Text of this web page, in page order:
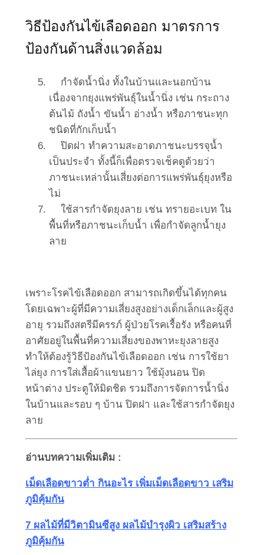
วิธีป้องกันไข้เลือดออก มาตรการ
ป้องกันด้านสิ่งแวดล้อม
กำจัดน้ำนิ่ง ทั้งในบ้านและนอกบ้าน
เนื่องจากยุงแพร่พันธุ์ในน้ำนิ่ง เช่น กระถาง
ต้นไม้ ถังน้ำ ขันน้ำ อ่างน้ำ หรือภาชนะทุก
ชนิดที่กักเก็บน้ำ
ปิดฝา ทำความสะอาดภาชนะบรรจุน้ำ
เป็นประจำ ทั้งนี้ก็เพื่อตรวจเช็คดูด้วยว่า
ภาชนะเหล่านั้นเสี่ยงต่อการแพร่พันธุ์ยุงหรือ
ไม่
ใช้สารกำจัดยุงลาย เช่น ทรายอะเบท ใน
พื้นที่หรือภาชนะเก็บน้ำ เพื่อกำจัดลูกน้ำยุง
ลาย
เพราะโรคไข้เลือดออก สามารถเกิดขึ้นได้ทุกคน
โดยเฉพาะผู้ที่มีความเสี่ยงสูงอย่างเด็กเล็กและผู้สูง
อายุ รวมถึงสตรีมีครรภ์ ผู้ป่วยโรคเรื้อรัง หรือคนที่
อาศัยอยู่ในพื้นที่ความเสี่ยงของพาหะยุงลายสูง
ทำให้ต้องรู้วิธีป้องกันไข้เลือดออก เช่น การใช้ยา
ไล่ยุง การใส่เสื้อผ้าแขนยาว ใช้มุ้งนอน ปิด
หน้าต่าง ประตูให้มิดชิด รวมถึงการจัดการน้ำนิ่ง
ในบ้านและรอบ ๆ บ้าน ปิดฝา และใช้สารกำจัดยุง
ลาย
อ่านบทความเพิ่มเติม :
เม็ดเลือดขาวต่ำ กินอะไร เพิ่มเม็ดเลือดขาว เสริม
ภูมิคุ้มกัน
7 ผลไม้ที่มีวิตามินซีสูง ผลไม้บำรุงผิว เสริมสร้าง
ภูมิคุ้มกัน